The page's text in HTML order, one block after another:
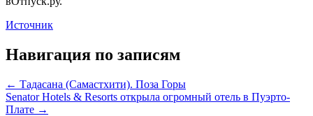
Источник
Навигация по записям
← Тадасана (Самастхити). Поза Горы
Senator Hotels & Resorts открыла огромный отель в Пуэрто-
Плате →